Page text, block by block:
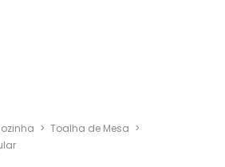
> Toalha de Mesa >